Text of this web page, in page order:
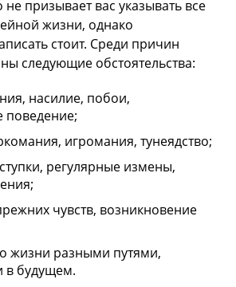
не призывает вас указывать все
жизни, однако
стоит. Среди причин
следующие обстоятельства:
насилие, побои,
поведение;
игромания, тунеядство;
регулярные измены,
чувств, возникновение
жизни разными путями,
в будущем.